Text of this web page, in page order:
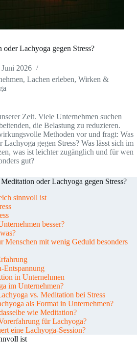
oder Lachyoga gegen Stress?
2026
, Lachen erleben, Wirken &
Zeit. Viele Unternehmen suchen
die Belastung zu reduzieren.
Methoden vor und fragt: Was
Lachyoga gegen Stress? Was lässt sich im
was ist leichter zugänglich und für wen
gut?
oder Lachyoga gegen Stress?
sinnvoll ist
besser?
Menschen mit wenig Geduld besonders
Entspannung
in Unternehmen
im Unternehmen?
vs. Meditation bei Stress
als Format in Unternehmen?
wie Meditation?
für Lachyoga?
eine Lachyoga-Session?
ist